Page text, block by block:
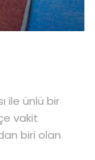
ile ünlü bir
vakit
biri olan